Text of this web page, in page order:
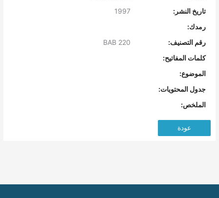
تاريخ النشر:
رمدك:
رقم التصنيف:
كلمات المفاتيح:
الموضوع:
جدول المحتويات:
الملخص:
عودة